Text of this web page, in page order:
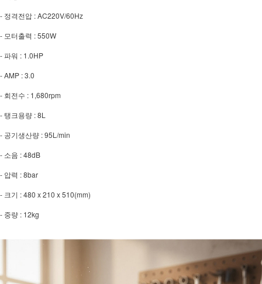
- 정격전압 : AC220V/60Hz
- 모터출력 : 550W
- 파워 : 1.0HP
- AMP : 3.0
- 회전수 : 1,680rpm
- 탱크용량 : 8L
- 공기생산량 : 95L/min
- 소음 : 48dB
- 압력 : 8bar
- 크기 : 480 x 210 x 510(mm)
- 중량 : 12kg